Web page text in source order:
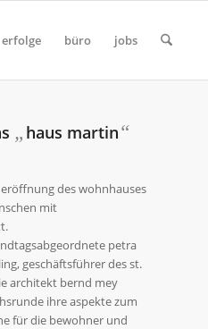
erfolge büro jobs
„ haus martin“
des wohnhauses
mit
petra
geschäftsführer des st.
architekt bernd mey
ihre aspekte zum
für die bewohner und